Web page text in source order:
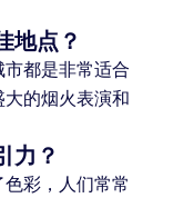
地点？
都是非常适合
的烟火表演和
力？
彩，人们常常